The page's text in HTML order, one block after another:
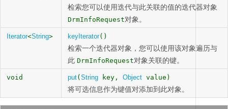
检索您可以使用迭代与此关联的值的迭代器对象
DrmInfoRequest对象。
Iterator<String> keyIterator()
检索一个迭代器对象，您可以使用该对象遍历与
此 DrmInfoRequest对象关联的键。
void put( String key, Object value)
将可选信息作为键值对添加到此对象。